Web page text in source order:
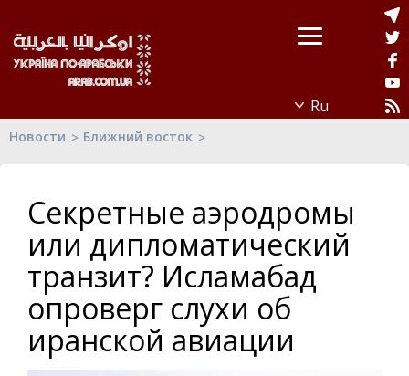
Новости Ближний восток
Секретные аэродромы
или дипломатический
транзит? Исламабад
опроверг слухи об
иранской авиации